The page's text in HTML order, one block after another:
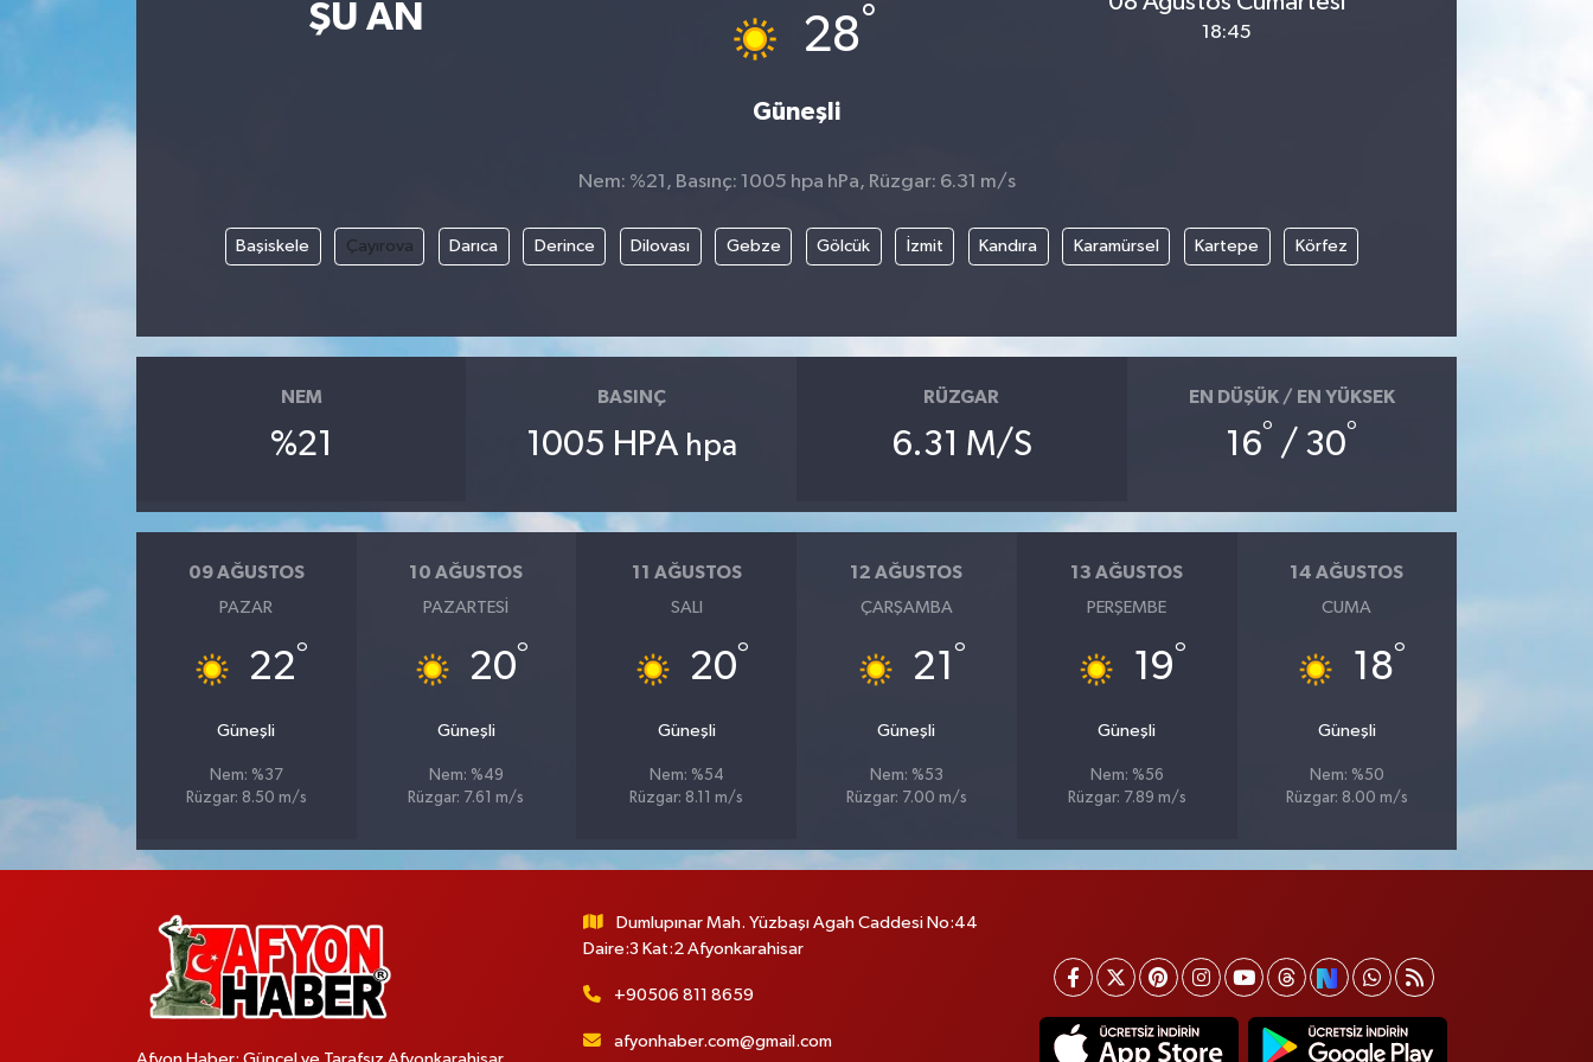
ŞU AN 28°
Güneşli
18:45
Nem: %21, Basınç: 1005 hpa hPa, Rüzgar: 6.31 m/s
Başiskele Çayırova Darıca Derince Dilovası Gebze Gölcük İzmit Kandıra Karamürsel Kartepe Körfez
NEM
%21
BASINÇ
1005 HPA hpa
RÜZGAR
6.31 M/S
EN DÜŞÜK / EN YÜKSEK
16° / 30°
09 AĞUSTOS
PAZAR
22°
Güneşli
Nem: %37
Rüzgar: 8.50 m/s
10 AĞUSTOS
PAZARTESI
20°
Güneşli
Nem: %49
Rüzgar: 7.61 m/s
11 AĞUSTOS
SALI
20°
Güneşli
Nem: %54
Rüzgar: 8.11 m/s
12 AĞUSTOS
ÇARŞAMBA
21 °
Güneşli
Nem: %53
Rüzgar: 7.00 m/s
13 AĞUSTOS
PERŞEMBE
19°
Güneşli
Nem: %56
Rüzgar: 7.89 m/s
14 AĞUSTOS
CUMA
18°
Güneşli
Nem: %50
Rüzgar: 8.00 m/s
Dumlupınar Mah. Yüzbaşı Agah Caddesi No:44
Daire:3 Kat:2 Afyonkarahisar
+90506 811 8659
afyonhaber.com@gmail.com
Etkinlikler